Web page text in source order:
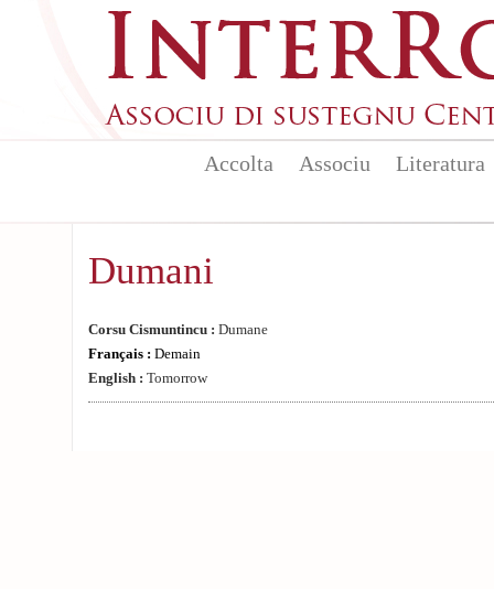
Accolta Associu Literatura
Dumani
Corsu Cismuntincu : Dumane
Français : Demain
English : Tomorrow